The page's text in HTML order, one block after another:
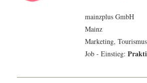
mainzplus GmbH
Mainz
Marketing,
Job - Einstieg: